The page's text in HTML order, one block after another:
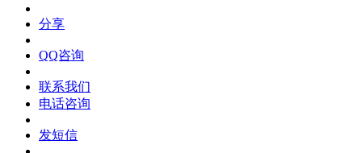
分享
QQ咨询
联系我们
电话咨询
发短信